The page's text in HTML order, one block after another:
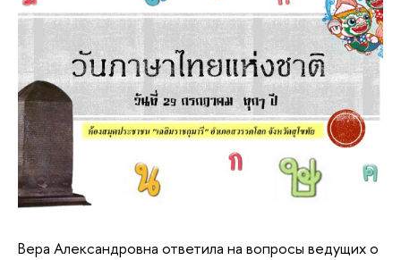
Вера Александровна ответила на вопросы ведущих о